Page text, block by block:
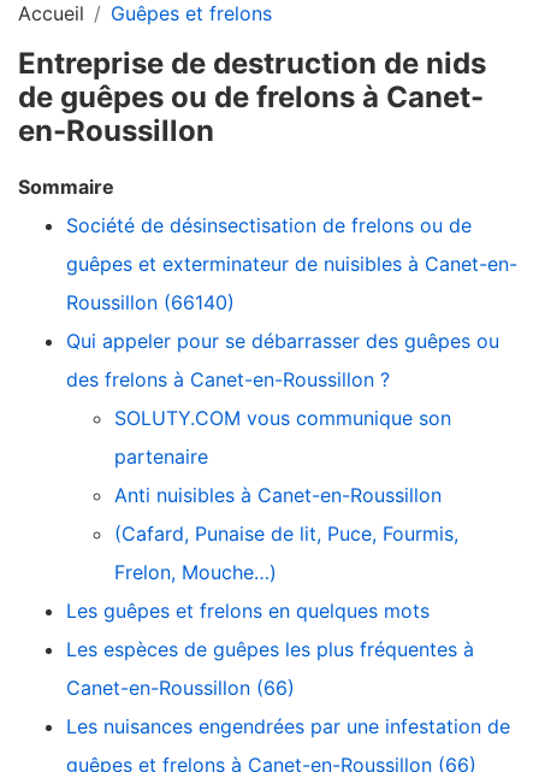
Accueil Guêpes et frelons
Entreprise de destruction de nids
de guêpes ou de frelons à Canet-
en-Roussillon
Sommaire
Société de désinsectisation de frelons ou de
guêpes et exterminateur de nuisibles à Canet-en-
Roussillon (66140)
Qui appeler pour se débarrasser des guêpes ou
des frelons à Canet-en-Roussillon ?
SOLUTY.COM vous communique son
partenaire
Anti nuisibles à Canet-en-Roussillon
(Cafard, Punaise de lit, Puce, Fourmis,
Frelon, Mouche…)
Les guêpes et frelons en quelques mots
Les espèces de guêpes les plus fréquentes à
Canet-en-Roussillon (66)
Les nuisances engendrées par une infestation de
guêpes et frelons à Canet-en-Roussillon (66)